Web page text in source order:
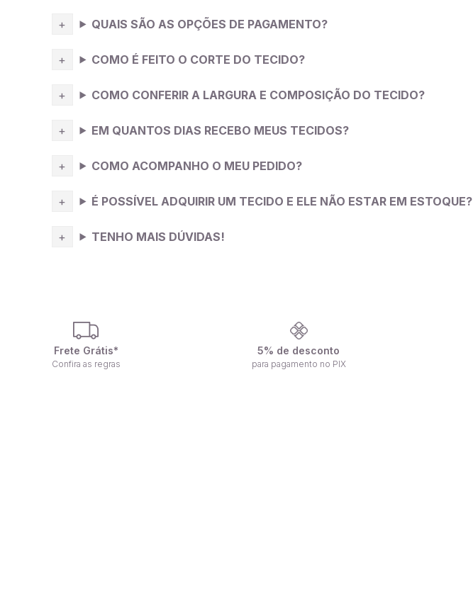
QUAIS SÃO AS OPÇÕES DE PAGAMENTO?
COMO É FEITO O CORTE DO TECIDO?
COMO CONFERIR A LARGURA E COMPOSIÇÃO DO TECIDO?
EM QUANTOS DIAS RECEBO MEUS TECIDOS?
COMO ACOMPANHO O MEU PEDIDO?
É POSSÍVEL ADQUIRIR UM TECIDO E ELE NÃO ESTAR EM ESTOQUE?
TENHO MAIS DÚVIDAS!
Frete Grátis*
Confira as regras
5% de desconto
para pagamento no PIX